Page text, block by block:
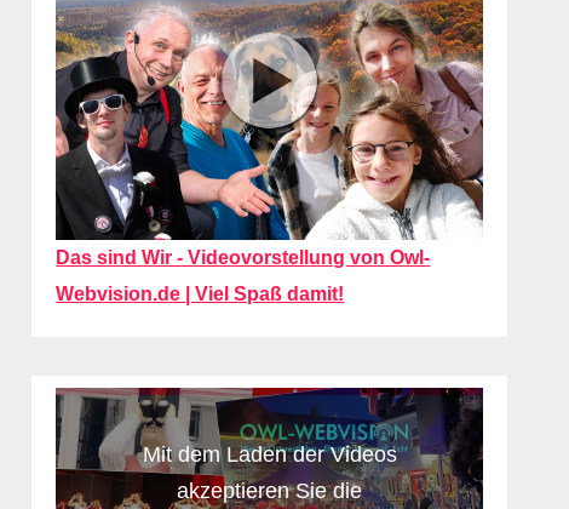
Das sind Wir - Videovorstellung von Owl-
Webvision.de | Viel Spaß damit!
Mit dem Laden der Videos
akzeptieren Sie die